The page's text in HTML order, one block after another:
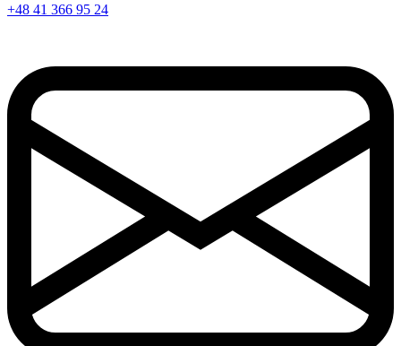
+48 41 366 95 24